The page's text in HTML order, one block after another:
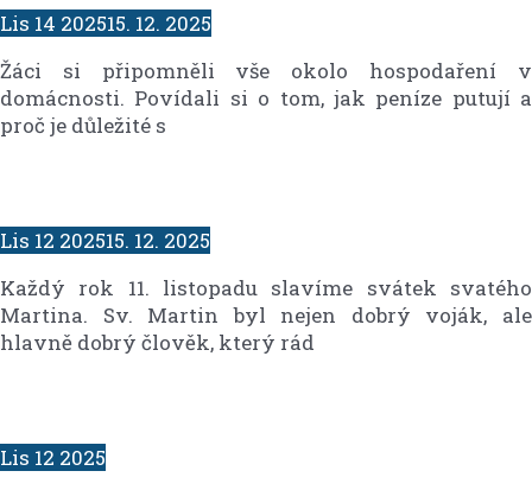
Žáci si připomněli vše okolo hospodaření v
domácnosti. Povídali si o tom, jak peníze putují a
proč je důležité s
Lis 14 202515. 12. 2025
Každý rok 11. listopadu slavíme svátek svatého
Martina. Sv. Martin byl nejen dobrý voják, ale
hlavně dobrý člověk, který rád
Lis 12 202515. 12. 2025
Lis 12 2025